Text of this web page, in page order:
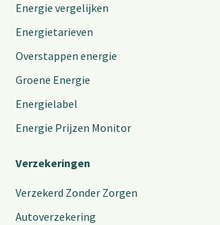
Energie vergelijken
Energietarieven
Overstappen energie
Groene Energie
Energielabel
Energie Prijzen Monitor
Verzekeringen
Verzekerd Zonder Zorgen
Autoverzekering